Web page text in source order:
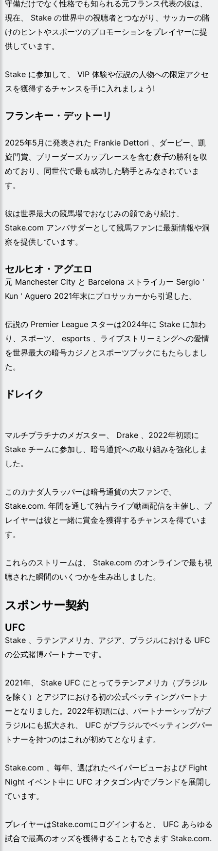
守備だけでなく性格でも知られる元フランス代表の彼は、
現在、 Stake の世界中の視聴者とつながり、サッカーの賭
けのヒントやスポーツのプロモーションをプレイヤーに提
供しています。
Stake に参加して、 VIP 体験や伝説の人物への限定アクセ
スを獲得するチャンスを手に入れましょう!
フランキー・デットーリ
2025年5月に発表された Frankie Dettori 、ダービー、凱
旋門賞、ブリーダーズカップレースを含む数千の勝利を収
めており、同世代で最も成功した騎手とみなされていま
す。
彼は世界最大の競馬場でおなじみの顔であり続け、
Stake.com アンバサダーとして競馬ファンに最新情報や洞
察を提供しています。
セルヒオ・アグエロ
元 Manchester City と Barcelona ストライカー Sergio '
Kun ' Aguero 2021年末にプロサッカーから引退した。
伝説の Premier League スターは2024年に Stake に加わ
り、スポーツ、 esports 、ライブストリーミングへの愛情
を世界最大の暗号カジノとスポーツブックにもたらしまし
た。
ドレイク
マルチプラチナのメガスター、 Drake 、2022年初頭に
Stake チームに参加し、暗号通貨への取り組みを強化しま
した。
このカナダ人ラッパーは暗号通貨の大ファンで、
Stake.com. 年間を通して独占ライブ動画配信を主催し、プ
レイヤーは彼と一緒に賞金を獲得するチャンスを得ていま
す。
これらのストリームは、 Stake.com のオンラインで最も視
聴された瞬間のいくつかを生み出しました。
スポンサー契約
UFC
Stake 、ラテンアメリカ、アジア、ブラジルにおける UFC
の公式賭博パートナーです。
2021年、 Stake UFC にとってラテンアメリカ（ブラジル
を除く）とアジアにおける初の公式ベッティングパートナ
ーとなりました。2022年初頭には、パートナーシップがブ
ラジルにも拡大され、 UFC がブラジルでベッティングパー
トナーを持つのはこれが初めてとなります。
Stake.com 、毎年、選ばれたペイパービューおよび Fight
Night イベント中に UFC オクタゴン内でブランドを展開し
ています。
プレイヤーはStake.comにログインすると、 UFC あらゆる
試合で最高のオッズを獲得することもできます Stake.com.